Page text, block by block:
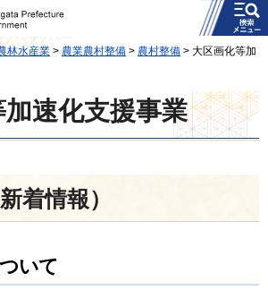
メニュー
林水産業 > 農業農村整備 > 農村整備 > 大区画化等加
速化支援事業
着情報）
いて